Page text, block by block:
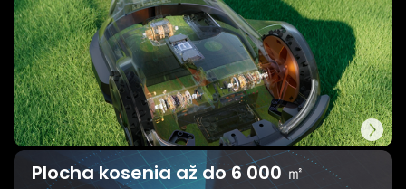
Plocha kosenia až do 6 000 ㎡